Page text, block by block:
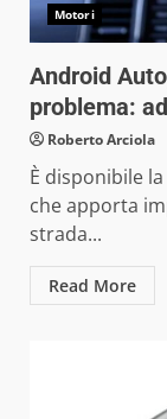
Motori
Android
problema:
Roberto Arciola
È disponibile
che apporta
strada...
Read More